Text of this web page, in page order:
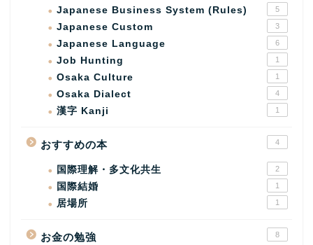
Japanese Business System (Rules) 5
Japanese Custom 3
Japanese Language 6
Job Hunting 1
Osaka Culture 1
Osaka Dialect 4
漢字 Kanji 1
おすすめの本 4
国際理解・多文化共生 2
国際結婚 1
居場所 1
お金の勉強 8